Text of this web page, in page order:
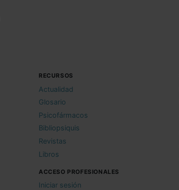
RECURSOS
Actualidad
Glosario
Psicofármacos
Bibliopsiquis
Revistas
Libros
ACCESO PROFESIONALES
Iniciar sesión